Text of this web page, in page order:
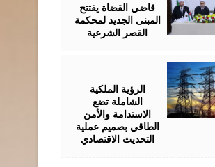
قاضي القضاة يفتتح
المبنى الجديد لمحكمة
القصر الشرعية
الرؤية الملكية
الشاملة تضع
الاستدامة والأمن
الطاقي بصميم عملية
التحديث الاقتصادي